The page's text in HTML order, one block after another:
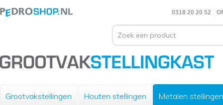
0318 20 20 52
Grootvakstellingen Houten stellingen Metalen stellingen